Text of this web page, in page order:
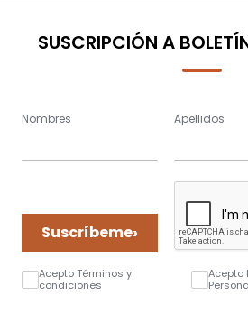
SUSCRIPCIÓN A
Nombres Apellidos
Suscríbeme›
Acepto Términos y
condiciones
Acepto